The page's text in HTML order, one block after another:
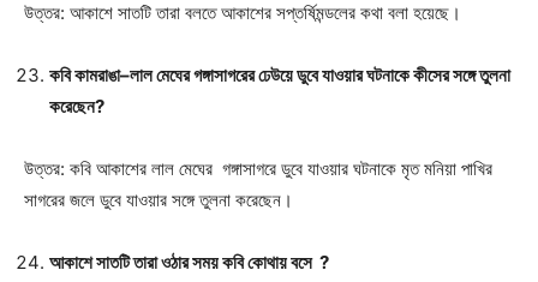
উত্তর: আকাশে সাতটি তারা বলতে আকাশের সপ্তর্ষিমন্ডলের কথা বলা হয়েছে।
কবি কামরাঙা–লাল মেঘের গঙ্গাসাগরের ঢেউয়ে ডুবে যাওয়ার ঘটনাকে কীসের সঙ্গে তুলনা
করেছেন?
উত্তর: কবি আকাশের লাল মেঘের গঙ্গাসাগরে ডুবে যাওয়ার ঘটনাকে মৃত মনিয়া পাখির
সাগরের জলে ডুবে যাওয়ার সঙ্গে তুলনা করেছেন।
আকাশে সাতটি তারা ওঠার সময় কবি কোথায় বসে ?